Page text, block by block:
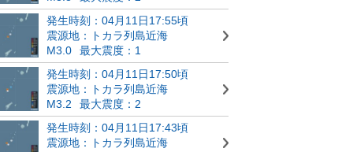
発生時刻：04月11日17:55頃
震源地：トカラ列島近海
M3.0
最大震度：1
発生時刻：04月11日17:50頃
震源地：トカラ列島近海
M3.2
最大震度：2
発生時刻：04月11日17:43頃
震源地：トカラ列島近海